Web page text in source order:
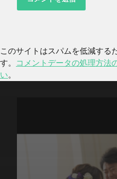
このサイトはスパムを低減す
す。
コメントデータの処理方法
い。